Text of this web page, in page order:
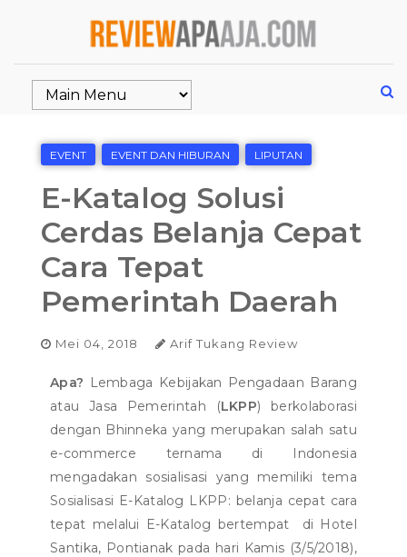
EVENT EVENT DAN HIBURAN LIPUTAN
E-Katalog Solusi
Cerdas Belanja Cepat
Cara Tepat
Pemerintah Daerah
Mei 04, 2018 Arif Tukang Review
Apa? Lembaga Kebijakan Pengadaan Barang
atau Jasa Pemerintah (LKPP) berkolaborasi
dengan Bhinneka yang merupakan salah satu
e-commerce ternama di Indonesia
mengadakan sosialisasi yang memiliki tema
Sosialisasi E-Katalog LKPP: belanja cepat cara
tepat melalui E-Katalog bertempat di Hotel
Santika, Pontianak pada hari Kamis (3/5/2018),